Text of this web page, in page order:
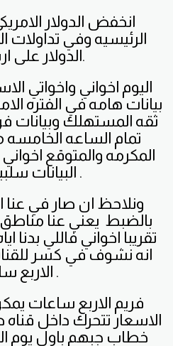
انخفض الدولار
الرئيسيه وفي
الدولار على ارباح يوميه.
اليوم اخواني واخواتي
بيانات هامه في الفتره
ثقه المستهلك
تمام الساعه
المكرمه والمتوقع
البيانات سلبيه الدولار .
تقريبا اخواني فاللي بدنا
انه نشوف في كسر
الاربع ساعات .
فريم الاربع ساعات
الاسعار تتحرك داخل
خطاب جبهم باول يوم